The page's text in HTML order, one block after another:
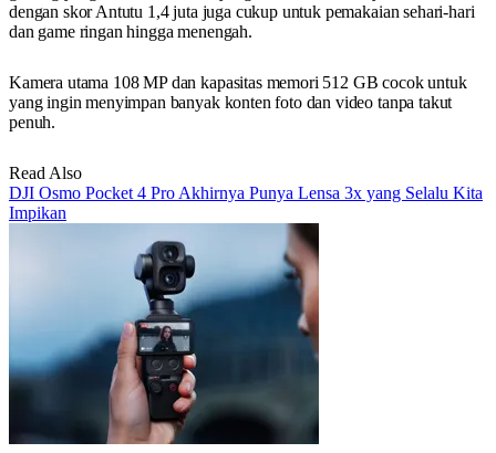
dengan skor Antutu 1,4 juta juga cukup untuk pemakaian sehari-hari
dan game ringan hingga menengah.
Kamera utama 108 MP dan kapasitas memori 512 GB cocok untuk
yang ingin menyimpan banyak konten foto dan video tanpa takut
penuh.
Read Also
DJI Osmo Pocket 4 Pro Akhirnya Punya Lensa 3x yang Selalu Kita
Impikan